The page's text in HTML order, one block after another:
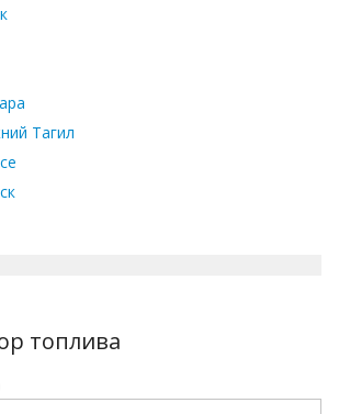
Тагил
топлива